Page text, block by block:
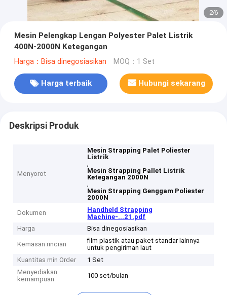
2/6
Mesin Pelengkap Lengan Polyester Palet Listrik
400N-2000N Ketegangan
Harga：Bisa dinegosiasikan MOQ：1 Set
Harga terbaik Hubungi sekarang
Deskripsi Produk
Menyorot
Mesin Strapping Palet Poliester
Listrik
,
Mesin Strapping Pallet Listrik
Ketegangan 2000N
,
Mesin Strapping Genggam Poliester
2000N
Dokumen
Handheld Strapping
Machine-...21.pdf
Harga
Bisa dinegosiasikan
Kemasan rincian
film plastik atau paket standar lainnya
untuk pengiriman laut
Kuantitas min Order
1 Set
Menyediakan
kemampuan
100 set/bulan